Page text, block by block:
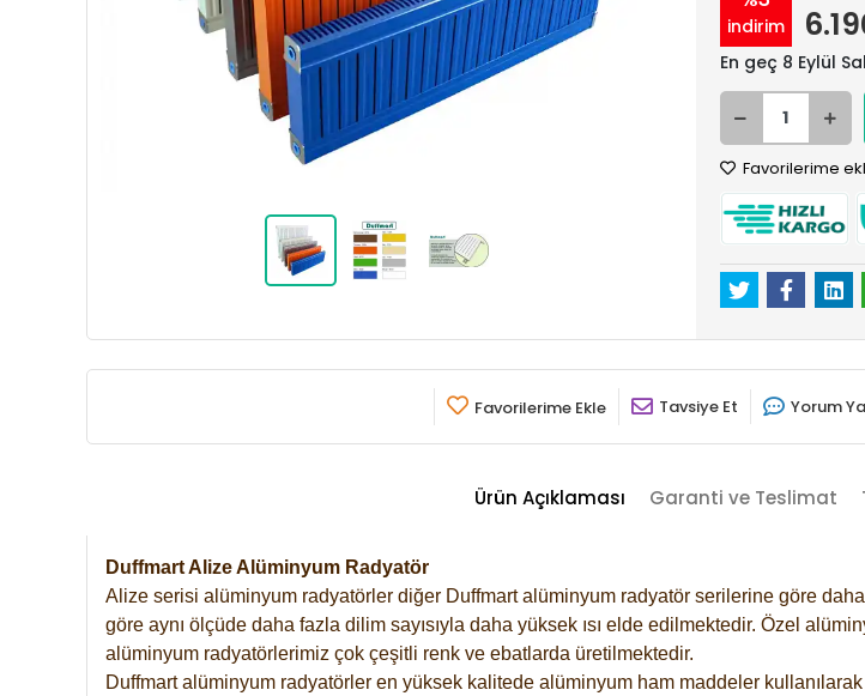
indirim
En geç 8 Eylül
Favorilerime
Favorilerime Ekle Tavsiye Et Yorum
Ürün Açıklaması Garanti ve Teslimat
Duffmart Alize Alüminyum Radyatör
Alize serisi alüminyum radyatörler diğer Duffmart alüminyum radyatör serilerine göre
göre aynı ölçüde daha fazla dilim sayısıyla daha yüksek ısı elde edilmektedir. Özel
alüminyum radyatörlerimiz çok çeşitli renk ve ebatlarda üretilmektedir.
Duffmart alüminyum radyatörler en yüksek kalitede alüminyum ham maddeler